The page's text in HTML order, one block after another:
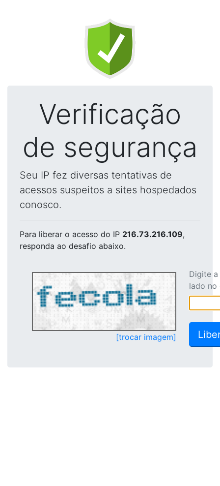
Verificação
de segurança
Seu IP fez diversas tentativas de
acessos suspeitos a sites hospedados
conosco.
Para liberar o acesso do IP 216.73.216.109,
responda ao desafio abaixo.
[trocar imagem]
Digite
lado no